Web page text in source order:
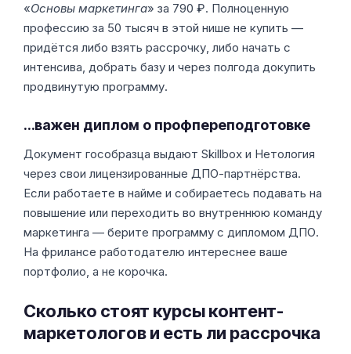
«Основы маркетинга» за 790 ₽. Полноценную
профессию за 50 тысяч в этой нише не купить —
придётся либо взять рассрочку, либо начать с
интенсива, добрать базу и через полгода докупить
продвинутую программу.
…важен диплом о профпереподготовке
Документ гособразца выдают Skillbox и Нетология
через свои лицензированные ДПО-партнёрства.
Если работаете в найме и собираетесь подавать на
повышение или переходить во внутреннюю команду
маркетинга — берите программу с дипломом ДПО.
На фрилансе работодателю интереснее ваше
портфолио, а не корочка.
Сколько стоят курсы контент-
маркетологов и есть ли рассрочка